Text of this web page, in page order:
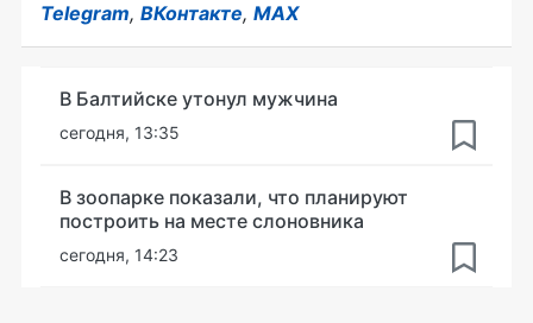
Telegram, ВКонтакте, MAX
В Балтийске утонул мужчина
сегодня, 13:35
В зоопарке показали, что планируют
построить на месте слоновника
сегодня, 14:23